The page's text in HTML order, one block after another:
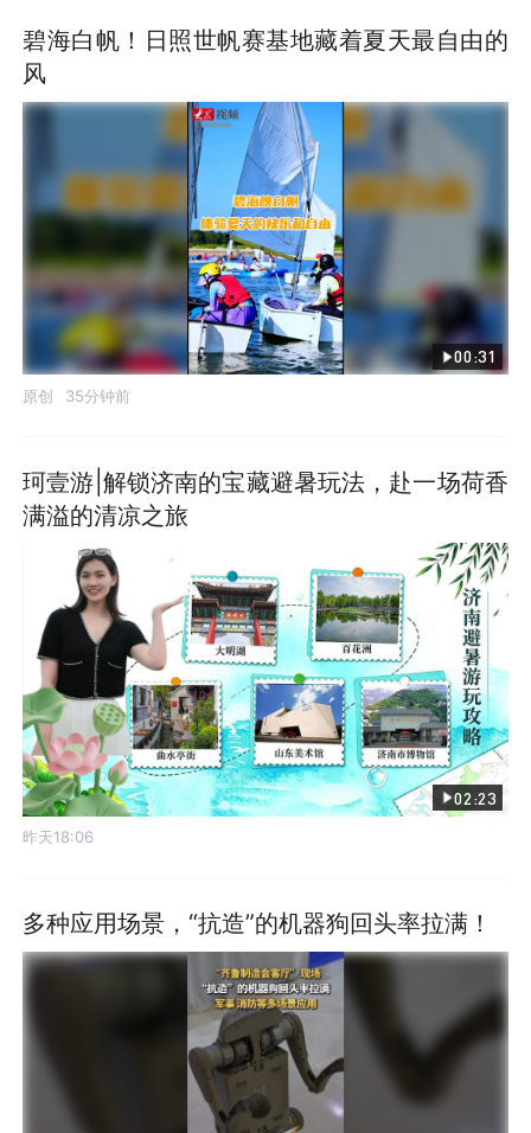
碧海白帆！日照世帆赛基地藏着夏天最自由的
风
00:31
原创 35分钟前
珂壹游|解锁济南的宝藏避暑玩法，赴一场荷香
满溢的清凉之旅
02:23
昨天18:06
多种应用场景，“抗造”的机器狗回头率拉满！